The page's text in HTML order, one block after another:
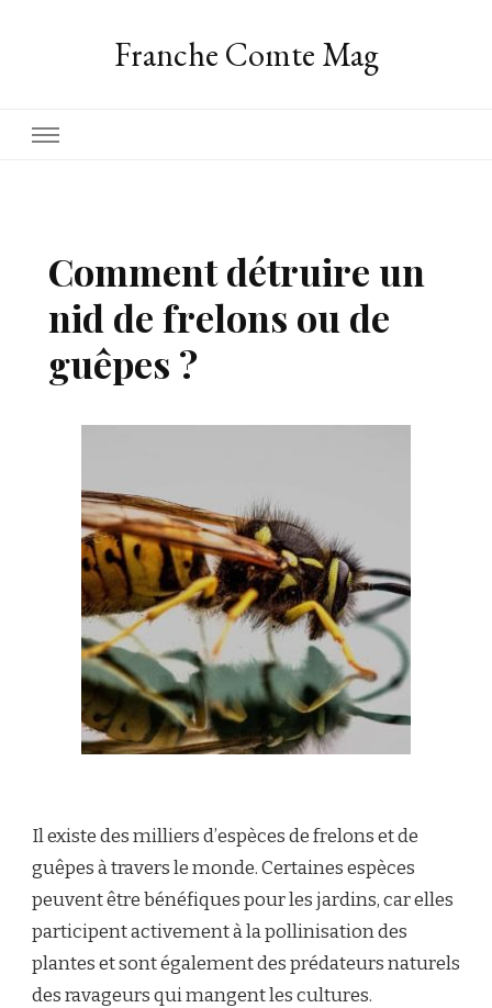
Franche Comte Mag
Comment détruire un
nid de frelons ou de
guêpes ?
Il existe des milliers d’espèces de frelons et de
guêpes à travers le monde. Certaines espèces
peuvent être bénéfiques pour les jardins, car elles
participent activement à la pollinisation des
plantes et sont également des prédateurs naturels
des ravageurs qui mangent les cultures.